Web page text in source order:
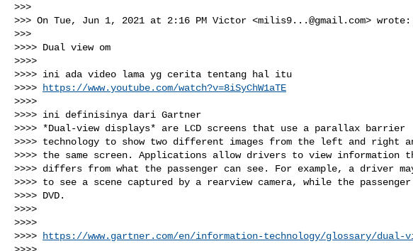
>>>
>>> On Tue, Jun 1, 2021 at 2:16 PM Victor <milis9...@gmail.com> wrote:
>>>
>>>> Dual view om
>>>>
>>>> ini ada video lama yg cerita tentang hal itu
>>>>
https://www.youtube.com/watch?v=8iSyChW1aTE
>>>>
>>>> ini definisinya dari Gartner
>>>> *Dual-view displays* are LCD screens that use a parallax barrier
>>>> technology to show two different images from the left and right
>>>> the same screen. Applications allow drivers to view information
>>>> differs from what the passenger can see. For example, a driver
>>>> to see a scene captured by a rearview camera, while the
>>>> DVD.
>>>>
>>>>
>>>>
https://www.gartner.com/en/information-technology/glossary/dual-